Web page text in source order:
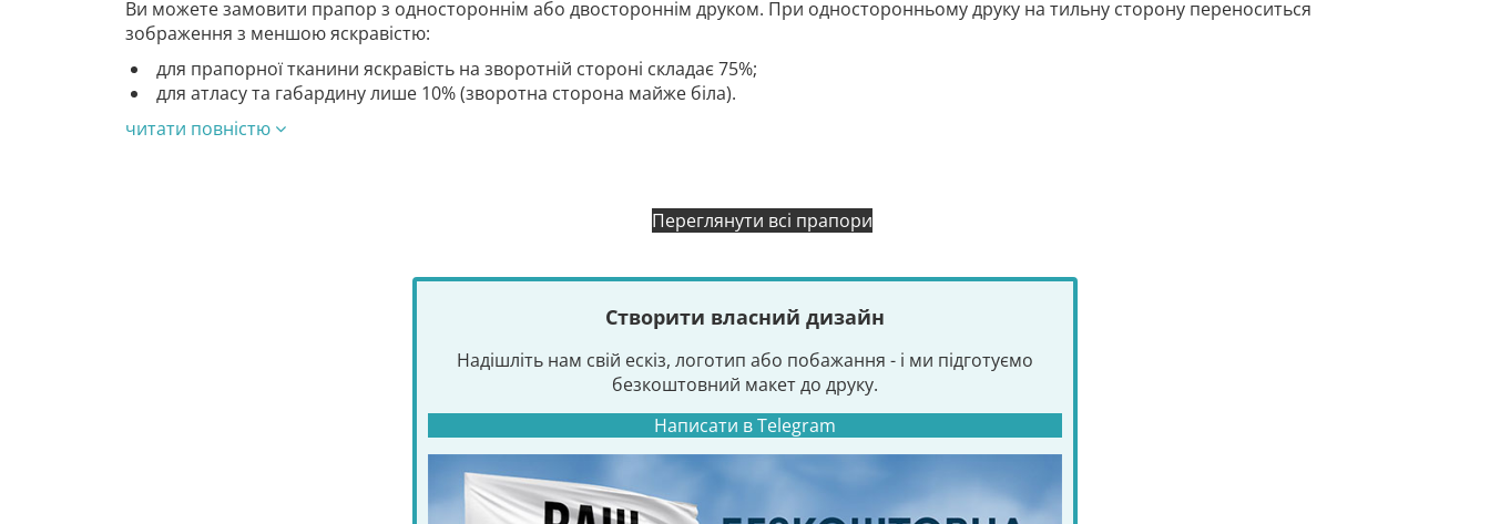
Ви можете замовити прапор з одностороннім або двостороннім друком. При односторонньому друку на тильну сторону переноситься
зображення з меншою яскравістю:
для прапорної тканини яскравість на зворотній стороні складає 75%;
для атласу та габардину лише 10% (зворотна сторона майже біла).
читати повністю
Переглянути всі прапори
Створити власний дизайн
Надішліть нам свій ескіз, логотип або побажання - і ми підготуємо
безкоштовний макет до друку.
Написати в Telegram